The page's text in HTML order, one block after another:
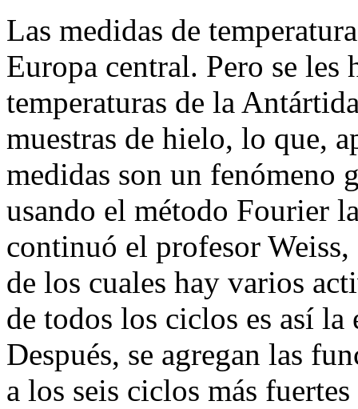
Las medidas de
Europa central. Pero se les
temperaturas de la
muestras de hielo, lo que,
medidas son un fenómeno
usando el método Fourier
continuó el profesor
de los cuales hay varios
de todos los ciclos es así
Después, se agregan las
a los seis ciclos más